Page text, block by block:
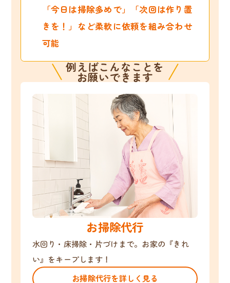
「今日は掃除多めで」「次回は作り置
きを！」など柔軟に依頼を組み合わせ
可能
例えばこんなことを
お願いできます
お掃除代行
水回り・床掃除・片づけまで。お家の『きれ
い』をキープします！
お掃除代行を詳しく見る